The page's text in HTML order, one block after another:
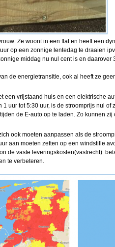
Ze woont in een flat en heeft een
op een zonnige lentedag te draaien
middag nu nul cent is en daarover
de energietransitie, ook al heeft ze
een vrijstaand huis en een elektrische
uur tot 5:30 uur, is de stroomprijs nul of
de E-auto op te laden. Zo kunnen zij
ook moeten aanpassen als de
aan moeten zetten op een windstille
de vaste leveringskosten(vastrecht)
te verbeteren.